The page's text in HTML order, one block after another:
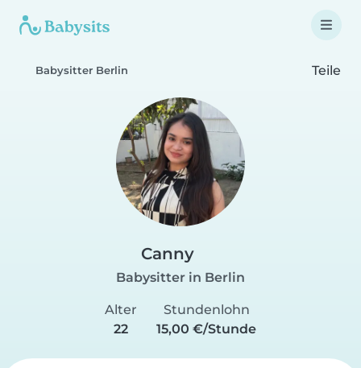
Babysitter Berlin Teile
Canny
Babysitter in Berlin
Alter
22
Stundenlohn
15,00 €/Stunde